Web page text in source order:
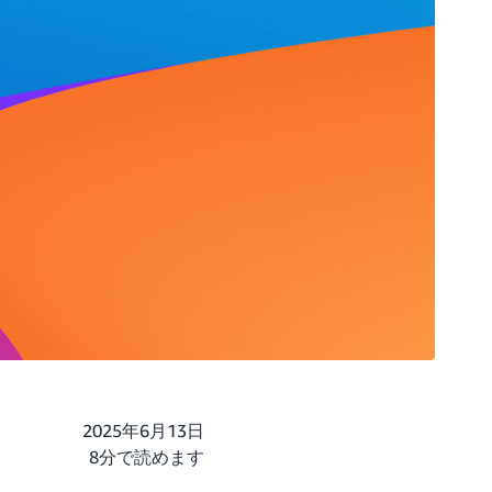
2025年6月13日
8分で読めます